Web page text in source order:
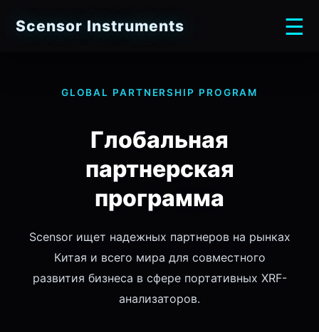
Scensor Instruments ☰
GLOBAL PARTNERSHIP PROGRAM
Глобальная
партнерская
программа
Scensor ищет надежных партнеров на рынках
Китая и всего мира для совместного
развития бизнеса в сфере портативных XRF-
анализаторов.